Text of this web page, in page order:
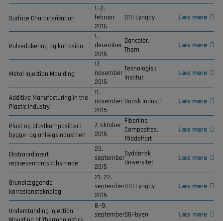
Surface Characterization
1.-2.
februar
2016
DTU Lyngby Læs mere
Pulverlakering og korrosion
1.
december
2015
Dancolor,
Them
Læs mere
Metal Injection Moulding
17.
november
2015
Teknologisk
Institut
Læs mere
Additive Manufacturing in the
Plastic Industry
11.
november
2015
Dansk Industri Læs mere
Plast og plastkompositter i
bygge- og anlægsindustrien
7. oktober
2015
Fiberline
Composites,
Middelfart
Læs mere
Ekstraordinært
repræsentantskabsmøde
23.
september
2015
Syddansk
Universitet
Læs mere
Grundlæggende
korrosionsteknologi
21.-22.
september
2015
DTU Lyngby Læs mere
Understanding Injection
8.-9.
septemberDGI-byen Læs mere